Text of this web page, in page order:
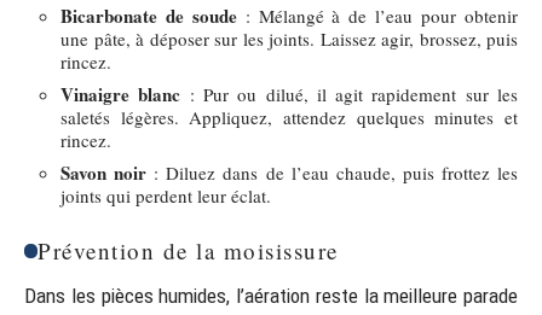
Bicarbonate de soude: Mélangé à de l’eau pour obtenir
une pâte, à déposer sur les joints. Laissez agir, brossez, puis
rincez.
Vinaigre blanc : Pur ou dilué, il agit rapidement sur les
saletés légères. Appliquez, attendez quelques minutes et
rincez.
Savon noir : Diluez dans de l’eau chaude, puis frottez les
joints qui perdent leur éclat.
Prévention de la moisissure
Dans les pièces humides, l’aération reste la meilleure parade